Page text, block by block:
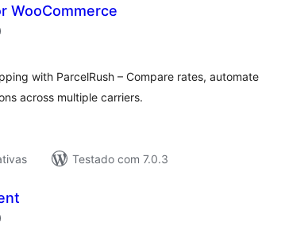
WooCommerce
total
)
with ParcelRush – Compare rates, automate
across multiple carriers.
Testado com 7.0.3
total
)